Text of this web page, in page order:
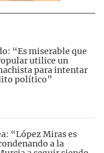
“Es miserable que
utilice un
para intentar
político”
“López Miras es
a la